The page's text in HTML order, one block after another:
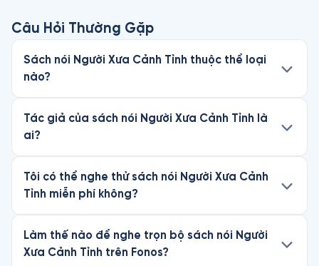
Câu Hỏi Thường Gặp
Sách nói Người Xưa Cảnh Tỉnh thuộc thể loại
nào?
Tác giả của sách nói Người Xưa Cảnh Tỉnh là
ai?
Tôi có thể nghe thử sách nói Người Xưa Cảnh
Tỉnh miễn phí không?
Làm thế nào để nghe trọn bộ sách nói Người
Xưa Cảnh Tỉnh trên Fonos?